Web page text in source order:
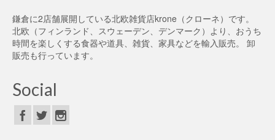
鎌倉に2店舗展開している北欧雑貨店krone（クローネ）です。
北欧（フィンランド、スウェーデン、デンマーク）より、おうち
時間を楽しくする食器や道具、雑貨、家具などを輸入販売。 卸
販売も行っています。
Social